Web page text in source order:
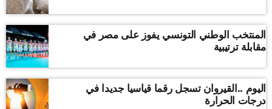
المنتخب الوطني التونسي يفوز على مصر في
مقابلة ترتيبية
اليوم ..القيروان تسجل رقما قياسيا جديدا في
درجات الحرارة